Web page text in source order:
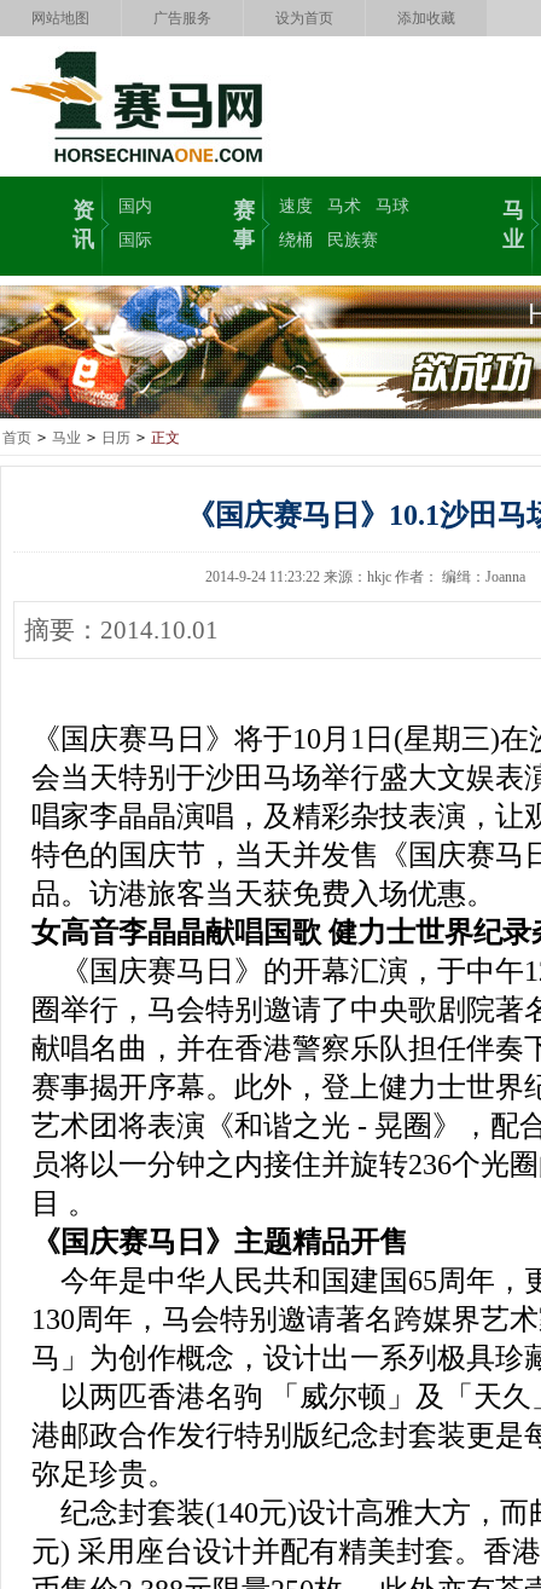
网站地图 广告服务 设为首页 添加收藏
资
讯
国内
国际
赛
事
速度 马术
马球
绕桶
民族赛
马
业
首页 > 马业 > 日历 > 正文
《国庆赛马日》10.1沙田
2014-9-24 11:23:22 来源：hkjc 作者： 编缉：Joanna
摘要：2014.10.01
《国庆赛马日》将于10月1日(星期三)
会当天特别于沙田马场举行盛大文娱表
唱家李晶晶演唱，及精彩杂技表演，让
特色的国庆节，当天并发售《国庆赛马
品。访港旅客当天获免费入场优惠。
女高音李晶晶献唱国歌 健力士世界纪录
《国庆赛马日》的开幕汇演，于中午
圈举行，马会特别邀请了中央歌剧院著
献唱名曲，并在香港警察乐队担任伴奏
赛事揭开序幕。此外，登上健力士世界
艺术团将表演《和谐之光 - 晃圈》，配
员将以一分钟之内接住并旋转236个光
目 。
《国庆赛马日》主题精品开售
今年是中华人民共和国建国65周年，
130周年，马会特别邀请著名跨媒界艺
马」为创作概念，设计出一系列极具珍
以两匹香港名驹 「威尔顿」及「天久
港邮政合作发行特别版纪念封套装更是
弥足珍贵。
纪念封套装(140元)设计高雅大方，而
元) 采用座台设计并配有精美封套。香